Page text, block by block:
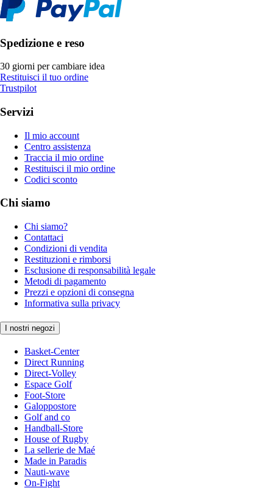
Spedizione e reso
30 giorni per cambiare idea
Restituisci il tuo ordine
Trustpilot
Servizi
Il mio account
Centro assistenza
Traccia il mio ordine
Restituisci il mio ordine
Codici sconto
Chi siamo
Chi siamo?
Contattaci
Condizioni di vendita
Restituzioni e rimborsi
Esclusione di responsabilità legale
Metodi di pagamento
Prezzi e opzioni di consegna
Informativa sulla privacy
I nostri negozi
Basket-Center
Direct Running
Direct-Volley
Espace Golf
Foot-Store
Galoppostore
Golf and co
Handball-Store
House of Rugby
La sellerie de Maé
Made in Paradis
Nauti-wave
On-Fight